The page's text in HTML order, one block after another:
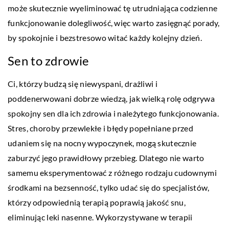
może skutecznie wyeliminować tę utrudniająca codzienne
funkcjonowanie dolegliwość, więc warto zasięgnąć porady,
by spokojnie i bezstresowo witać każdy kolejny dzień.
Sen to zdrowie
Ci, którzy budzą się niewyspani, drażliwi i
poddenerwowani dobrze wiedzą, jak wielką rolę odgrywa
spokojny sen dla ich zdrowia i należytego funkcjonowania.
Stres, choroby przewlekłe i błędy popełniane przed
udaniem się na nocny wypoczynek, mogą skutecznie
zaburzyć jego prawidłowy przebieg. Dlatego nie warto
samemu eksperymentować z różnego rodzaju cudownymi
środkami na bezsenność, tylko udać się do specjalistów,
którzy odpowiednią terapią poprawią jakość snu,
eliminując leki nasenne. Wykorzystywane w terapii